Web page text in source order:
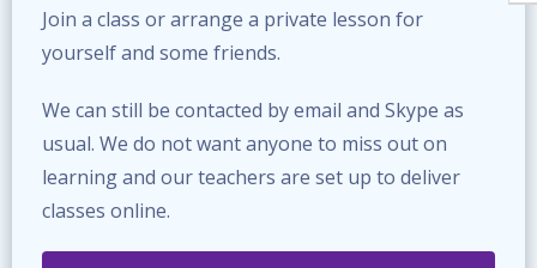
Join a class or arrange a private lesson for
yourself and some friends.
We can still be contacted by email and Skype as
usual. We do not want anyone to miss out on
learning and our teachers are set up to deliver
classes online.